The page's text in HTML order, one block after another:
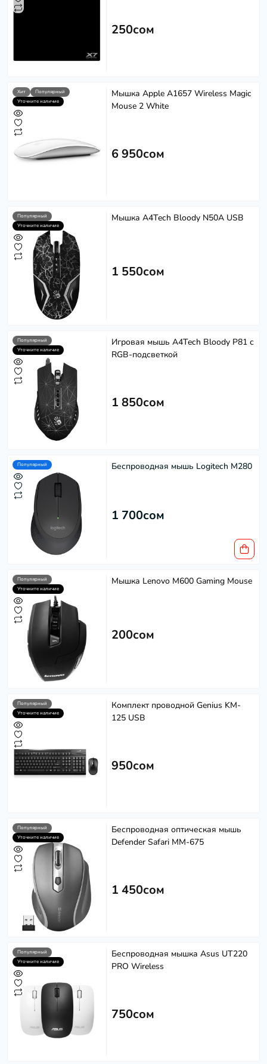
250сом
Хит
Популярный
Уточните наличие
Мышка Apple A1657 Wireless Magic
Mouse 2 White
6 950сом
Популярный
Уточните наличие
Мышка A4Tech Bloody N50A USB
1 550сом
Популярный
Уточните наличие
Игровая мышь A4Tech Bloody P81 с
RGB-подсветкой
1 850сом
Популярный Беспроводная мышь Logitech M280
1 700сом
Популярный
Уточните наличие
Мышка Lenovo M600 Gaming Mouse
200сом
Популярный
Уточните наличие
Комплект проводной Genius KM-
125 USB
950сом
Популярный
Уточните наличие
Беспроводная оптическая мышь
Defender Safari MM-675
1 450сом
Популярный
Уточните наличие
Беспроводная мышка Asus UT220
PRO Wireless
750сом